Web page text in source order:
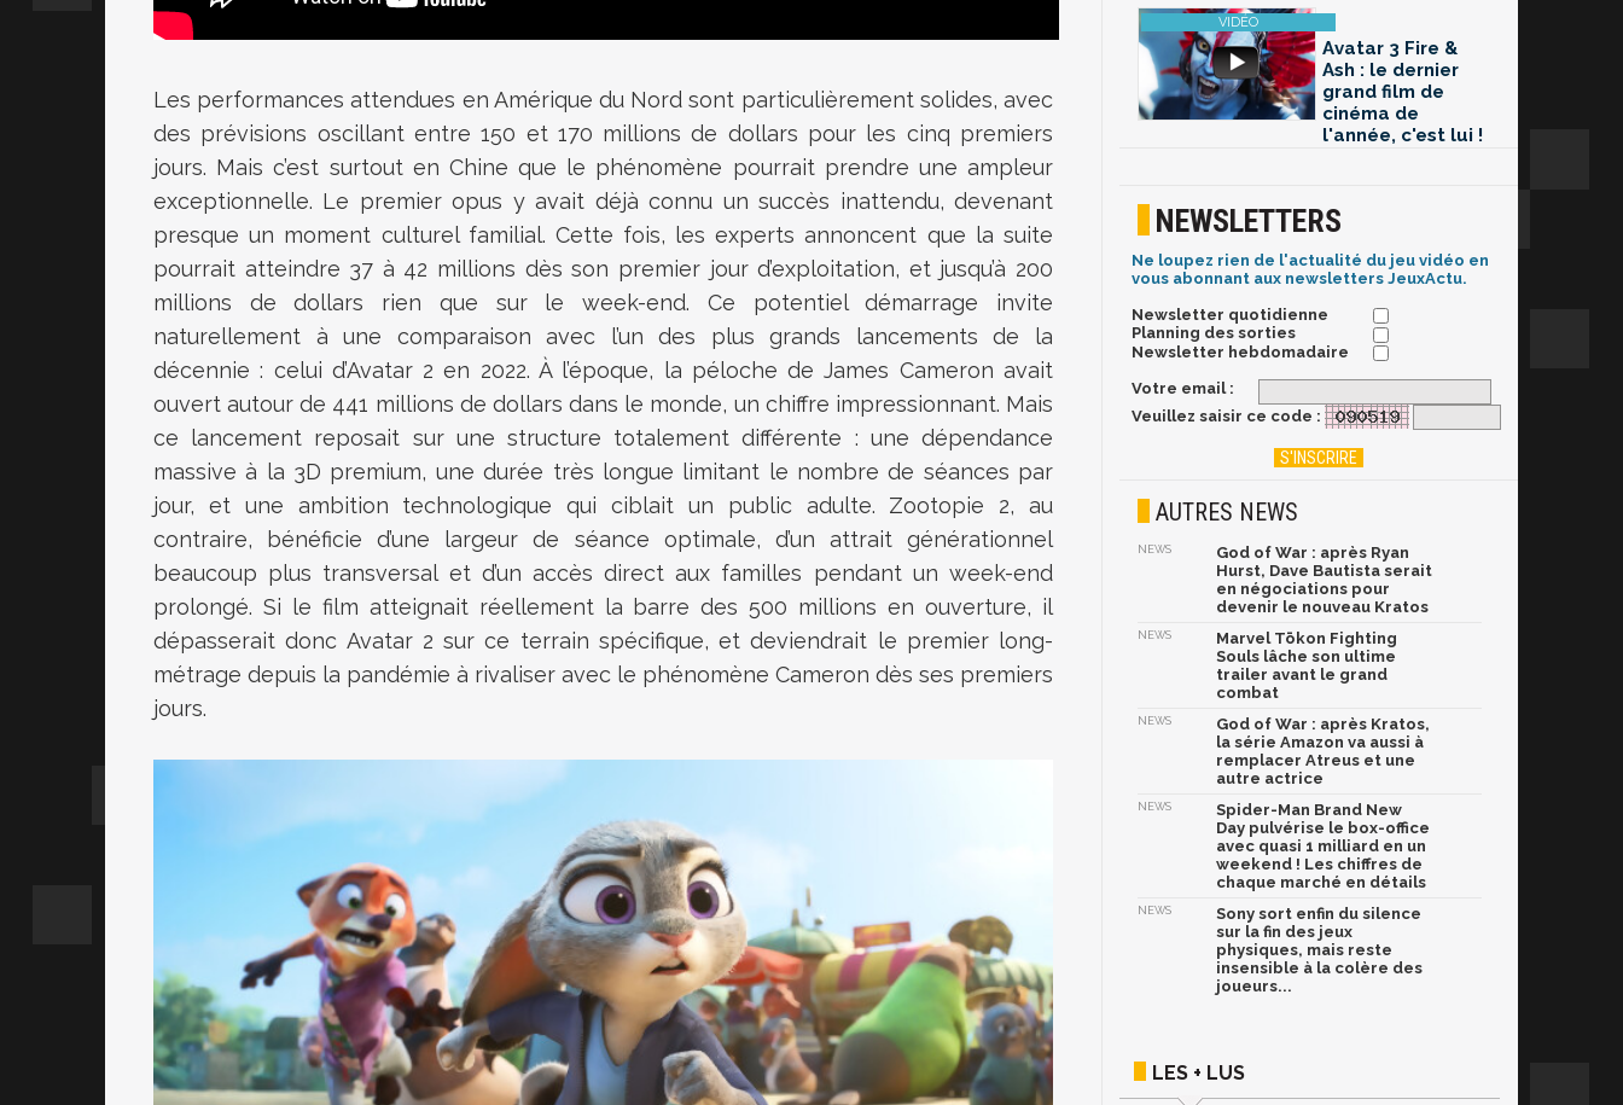
Les performances attendues en Amérique du Nord sont particulièrement solides, avec
des prévisions oscillant entre 150 et 170 millions de dollars pour les cinq premiers
jours. Mais c’est surtout en Chine que le phénomène pourrait prendre une ampleur
exceptionnelle. Le premier opus y avait déjà connu un succès inattendu, devenant
presque un moment culturel familial. Cette fois, les experts annoncent que la suite
pourrait atteindre 37 à 42 millions dès son premier jour d’exploitation, et jusqu’à 200
millions de dollars rien que sur le week-end. Ce potentiel démarrage invite
naturellement à une comparaison avec l’un des plus grands lancements de la
décennie : celui d’Avatar 2 en 2022. À l’époque, la péloche de James Cameron avait
ouvert autour de 441 millions de dollars dans le monde, un chiffre impressionnant. Mais
ce lancement reposait sur une structure totalement différente : une dépendance
massive à la 3D premium, une durée très longue limitant le nombre de séances par
jour, et une ambition technologique qui ciblait un public adulte. Zootopie 2, au
contraire, bénéficie d’une largeur de séance optimale, d’un attrait générationnel
beaucoup plus transversal et d’un accès direct aux familles pendant un week-end
prolongé. Si le film atteignait réellement la barre des 500 millions en ouverture, il
dépasserait donc Avatar 2 sur ce terrain spécifique, et deviendrait le premier long-
métrage depuis la pandémie à rivaliser avec le phénomène Cameron dès ses premiers
jours.
Avatar 3 Fire &
Ash : le dernier
grand film de
cinéma de
l'année, c'est lui !
NEWSLETTERS
Ne loupez rien de l'actualité du jeu vidéo en
vous abonnant aux newsletters JeuxActu.
Newsletter quotidienne
Planning des sorties
Newsletter hebdomadaire
Votre email :
Veuillez saisir ce code :
AUTRES NEWS
NEWS
God of War : après Ryan
Hurst, Dave Bautista serait
en négociations pour
devenir le nouveau Kratos
NEWS
Marvel Tōkon Fighting
Souls lâche son ultime
trailer avant le grand
combat
NEWS
God of War : après Kratos,
la série Amazon va aussi à
remplacer Atreus et une
autre actrice
NEWS
Spider-Man Brand New
Day pulvérise le box-office
avec quasi 1 milliard en un
weekend ! Les chiffres de
chaque marché en détails
NEWS
Sony sort enfin du silence
sur la fin des jeux
physiques, mais reste
insensible à la colère des
joueurs...
LES + LUS